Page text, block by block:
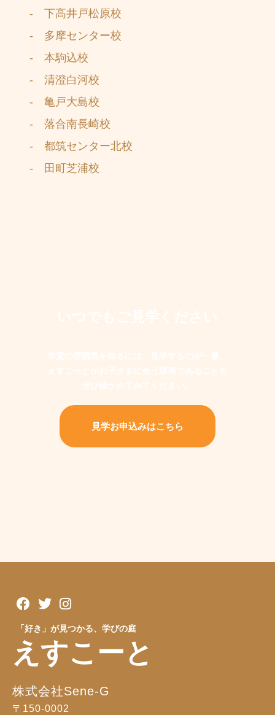
- 下高井戸松原校
- 多摩センター校
- 本駒込校
- 清澄白河校
- 亀戸大島校
- 落合南長崎校
- 都筑センター北校
- 田町芝浦校
見学お申込みはこちら
「好き」が見つかる、学びの庭
えすこーと
株式会社Sene-G
〒150-0002